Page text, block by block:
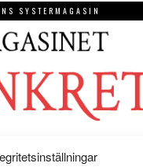
SYSTERMAGASIN